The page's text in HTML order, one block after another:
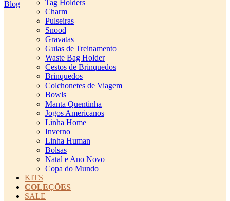
Blog
Tag Holders
Charm
Pulseiras
Snood
Gravatas
Guias de Treinamento
Waste Bag Holder
Cestos de Brinquedos
Brinquedos
Colchonetes de Viagem
Bowls
Manta Quentinha
Jogos Americanos
Linha Home
Inverno
Linha Human
Bolsas
Natal e Ano Novo
Copa do Mundo
KITS
COLEÇÕES
SALE